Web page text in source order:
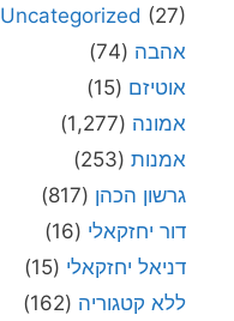
Uncategorized (27)
אהבה (74)
אוטיזם (15)
אמונה (1,277)
אמנות (253)
גרשון הכהן (817)
דור יחזקאלי (16)
דניאל יחזקאלי (15)
ללא קטגוריה (162)